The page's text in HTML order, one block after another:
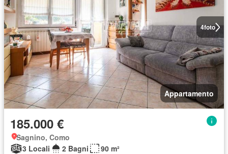
4foto
Appartamento
185.000 €
Sagnino, Como
3 Locali
2 Bagni
90 m²